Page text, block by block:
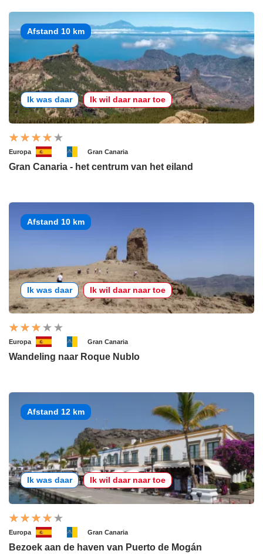
Afstand 10 km
Ik was daar Ik wil daar naar toe
Europa Gran Canaria
Gran Canaria - het centrum van het eiland
Afstand 10 km
Ik was daar Ik wil daar naar toe
Europa Gran Canaria
Wandeling naar Roque Nublo
Afstand 12 km
Ik was daar Ik wil daar naar toe
Europa Gran Canaria
Bezoek aan de haven van Puerto de Mogán